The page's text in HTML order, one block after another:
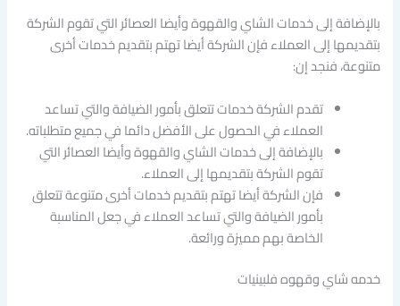
بالإضافة إلى خدمات الشاي والقهوة وأيضا العصائر التي تقوم الشركة
بتقديمها إلى العملاء فإن الشركة أيضا تهتم بتقديم خدمات أخرى
متنوعة، فنجد إن:
تقدم الشركة خدمات تتعلق بأمور الضيافة والتي تساعد
العملاء في الحصول على الأفضل دائما في جميع متطلباته.
بالإضافة إلى خدمات الشاي والقهوة وأيضا العصائر التي
تقوم الشركة بتقديمها إلى العملاء.
فإن الشركة أيضا تهتم بتقديم خدمات أخرى متنوعة تتعلق
بأمور الضيافة والتي تساعد العملاء في جعل المناسبة
الخاصة بهم مميزة ورائعة.
خدمه شاي وقهوه فلبينيات